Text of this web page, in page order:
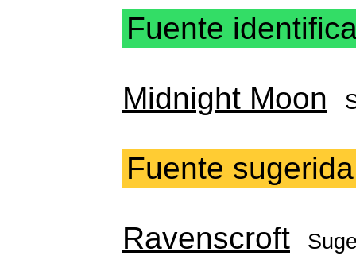
Fuente
Midnight Moon
Fuente sugerida
Ravenscroft